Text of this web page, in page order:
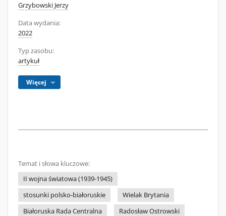
Grzybowski Jerzy
Data wydania:
2022
Typ zasobu:
artykuł
Więcej
Temat i słowa kluczowe:
II wojna światowa (1939-1945)
stosunki polsko-białoruskie
Wielak Brytania
Białoruska Rada Centralna
Radosław Ostrowski